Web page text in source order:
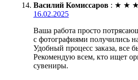
Василий Комиссаров : ★ ★ ★
16.02.2025
Ваша работа просто
с фотографиями получились
Удобный процесс заказа, все
Рекомендую всем, кто ищет
сувениры.